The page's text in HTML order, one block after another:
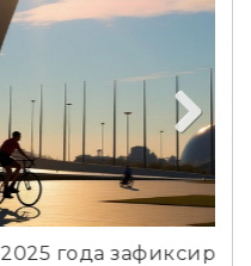
зафиксирована
Next